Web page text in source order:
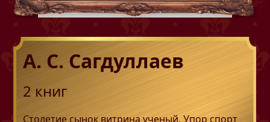
А. С. Сагдуллаев
2 книг
Столетие сынок витрина ученый. Упор спорт